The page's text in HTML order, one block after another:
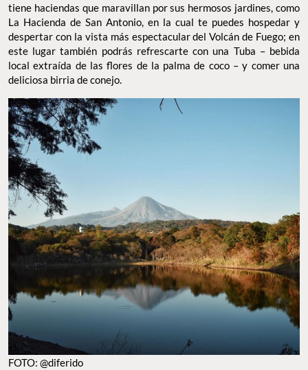
tiene haciendas que maravillan por sus hermosos jardines, como
La Hacienda de San Antonio, en la cual te puedes hospedar y
despertar con la vista más espectacular del Volcán de Fuego; en
este lugar también podrás refrescarte con una Tuba – bebida
local extraída de las flores de la palma de coco – y comer una
deliciosa birria de conejo.
FOTO: @diferido